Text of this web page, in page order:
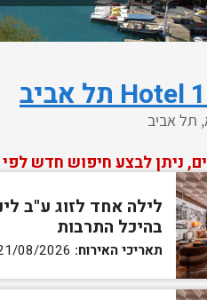
ניתן לבצע חיפוש חדש
לילה אחד לזוג ע"ב
בהיכל התרבות
תאריכי האירוח: